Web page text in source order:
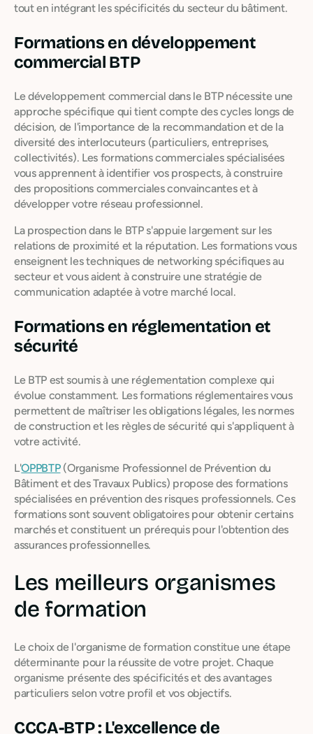
tout en intégrant les spécificités du secteur du bâtiment.
Formations en développement
commercial BTP
Le développement commercial dans le BTP nécessite une
approche spécifique qui tient compte des cycles longs de
décision, de l'importance de la recommandation et de la
diversité des interlocuteurs (particuliers, entreprises,
collectivités). Les formations commerciales spécialisées
vous apprennent à identifier vos prospects, à construire
des propositions commerciales convaincantes et à
développer votre réseau professionnel.
La prospection dans le BTP s'appuie largement sur les
relations de proximité et la réputation. Les formations vous
enseignent les techniques de networking spécifiques au
secteur et vous aident à construire une stratégie de
communication adaptée à votre marché local.
Formations en réglementation et
sécurité
Le BTP est soumis à une réglementation complexe qui
évolue constamment. Les formations réglementaires vous
permettent de maîtriser les obligations légales, les normes
de construction et les règles de sécurité qui s'appliquent à
votre activité.
L'OPPBTP(Organisme Professionnel de Prévention du
Bâtiment et des Travaux Publics) propose des formations
spécialisées en prévention des risques professionnels. Ces
formations sont souvent obligatoires pour obtenir certains
marchés et constituent un prérequis pour l'obtention des
assurances professionnelles.
Les meilleurs organismes
de formation
Le choix de l'organisme de formation constitue une étape
déterminante pour la réussite de votre projet. Chaque
organisme présente des spécificités et des avantages
particuliers selon votre profil et vos objectifs.
CCCA-BTP : L'excellence de